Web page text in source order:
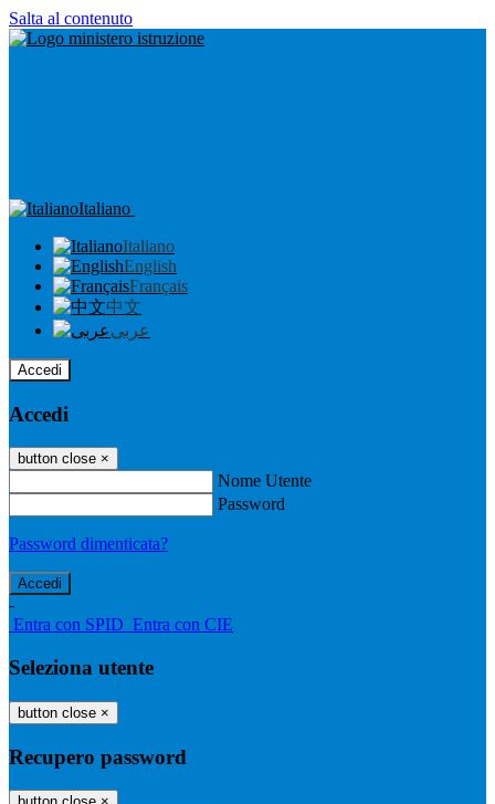
Salta al contenuto
Italiano
Italiano
English
Français
中文
عربى
Accedi
Accedi
button close ×
Nome Utente
Password
Password dimenticata?
-
Entra con SPID Entra con CIE
Seleziona utente
button close ×
Recupero password